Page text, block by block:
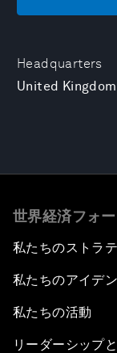
Headquarters
United Kingdom
世界経済フォ
私たちのストラ
私たちのアイデ
私たちの活動
リーダーシップ